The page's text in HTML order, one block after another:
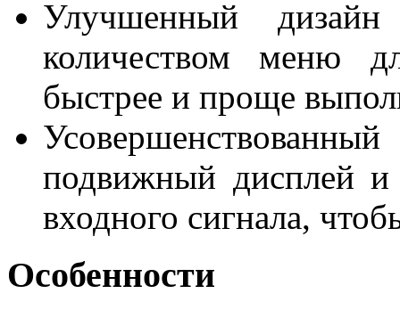
Улучшенный
количеством меню
быстрее и проще
подвижный дисплей и
входного сигнала,
Особенности